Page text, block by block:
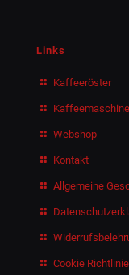
Links
Kaffeeröster
Webshop
Kontakt
Allgemeine
Cookie Richtlinie